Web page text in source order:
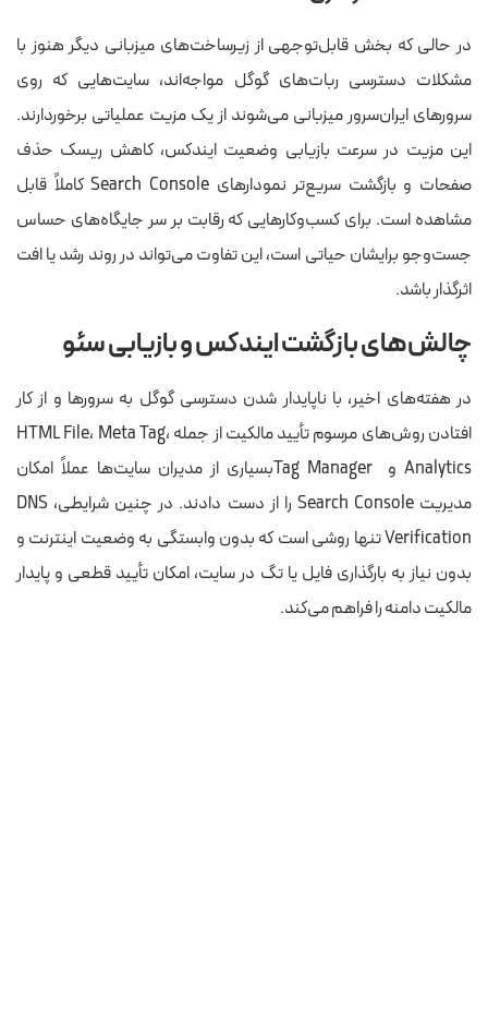
در حالی که بخش قابل‌توجهی از زیرساخت‌های میزبانی دیگر هنوز با
مشکلات دسترسی ربات‌های گوگل مواجه‌اند، سایت‌هایی که روی
سرورهای ایران‌سرور میزبانی می‌شوند از یک مزیت عملیاتی برخوردارند.
این مزیت در سرعت بازیابی وضعیت ایندکس، کاهش ریسک حذف
صفحات و بازگشت سریع‌تر نمودارهای Search Console کاملاً قابل
مشاهده است. برای کسب‌وکارهایی که رقابت بر سر جایگاه‌های حساس
جست‌وجو برایشان حیاتی است، این تفاوت می‌تواند در روند رشد یا افت
اثرگذار باشد.
چالش‌های بازگشت ایندکس و بازیابی سئو
در هفته‌های اخیر، با ناپایدار شدن دسترسی گوگل به سرورها و از کار
افتادن روش‌های مرسوم تأیید مالکیت از جمله HTML File، Meta Tag،
Analytics و Tag Managerبسیاری از مدیران سایت‌ها عملاً امکان
مدیریت Search Console را از دست دادند. در چنین شرایطی، DNS
Verification تنها روشی است که بدون وابستگی به وضعیت اینترنت و
بدون نیاز به بارگذاری فایل یا تگ در سایت، امکان تأیید قطعی و پایدار
مالکیت دامنه را فراهم می‌کند.